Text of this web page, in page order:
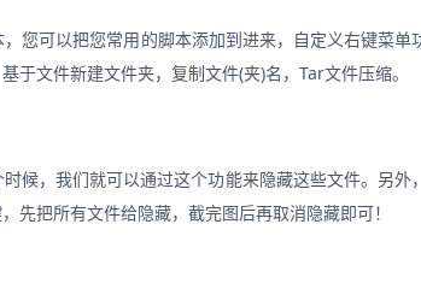
您可以把您常用的脚本添加到进来，自定义右键菜单
于文件新建文件夹，复制文件(夹)名，Tar文件压缩。
候，我们就可以通过这个功能来隐藏这些文件。另外
先把所有文件给隐藏，截完图后再取消隐藏即可！